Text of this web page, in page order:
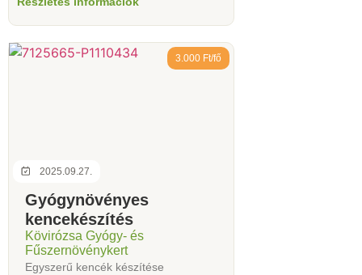
2025.09.27.
3.000 Ft/fő
Gyógynövényes
kencekészítés
Kövirózsa Gyógy- és
Fűszernövénykert
Egyszerű kencék készítése